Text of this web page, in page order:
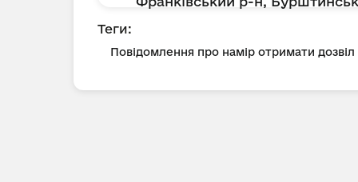
Теги:
Повідомлення про намір отримати